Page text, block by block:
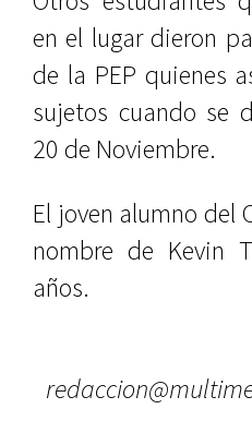
en el lugar dieron
de la PEP quienes
sujetos cuando se
20 de Noviembre.
El joven alumno del
nombre de Kevin
años.